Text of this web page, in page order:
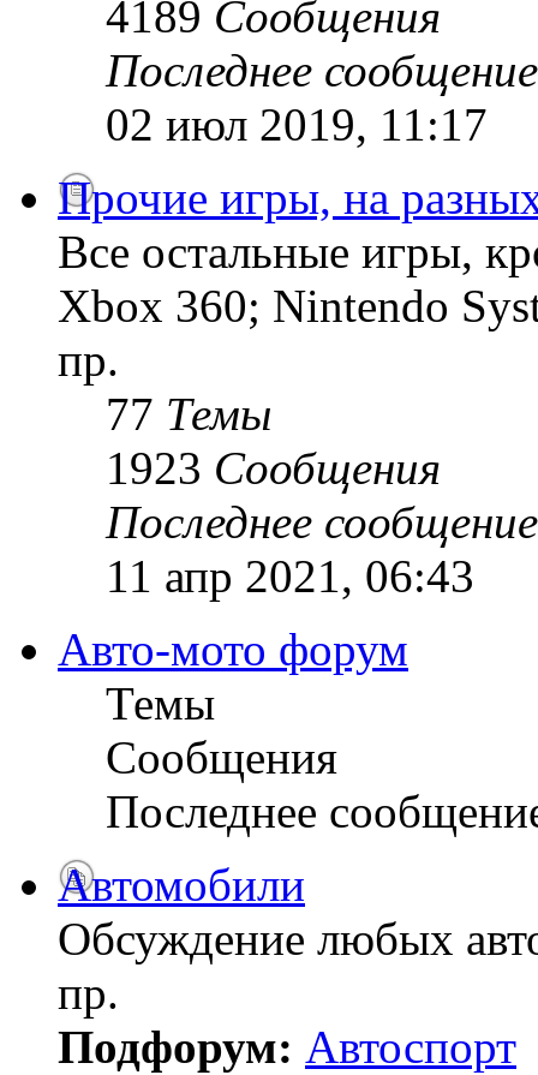
4189 Сообщения
Последнее сообщение
02 июл 2019, 11:17
Прочие игры, на
Все остальные игры,
Xbox 360; Nintendo
пр.
77 Темы
1923 Сообщения
Последнее сообщение
11 апр 2021, 06:43
Авто-мото форум
Темы
Сообщения
Последнее
Автомобили
Обсуждение любых
пр.
Подфорум: Автоспорт